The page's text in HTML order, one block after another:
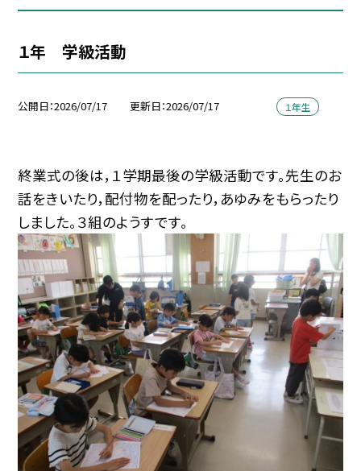
１年 学級活動
公開日 2026/07/17 更新日 2026/07/17 １年生
終業式の後は，１学期最後の学級活動です。先生のお
話をきいたり，配付物を配ったり，あゆみをもらったり
しました。３組のようすです。